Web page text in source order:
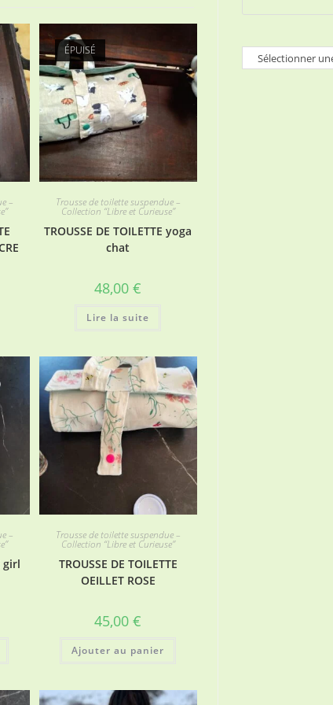
–
ÉPUISÉ
Trousse de toilette suspendue –
Collection “Libre et Curieuse”
TROUSSE DE TOILETTE yoga
chat
48,00€
Lire la suite
–
girl
Trousse de toilette suspendue –
Collection “Libre et Curieuse”
TROUSSE DE TOILETTE
OEILLET ROSE
45,00€
Ajouter au panier
Sélectionner